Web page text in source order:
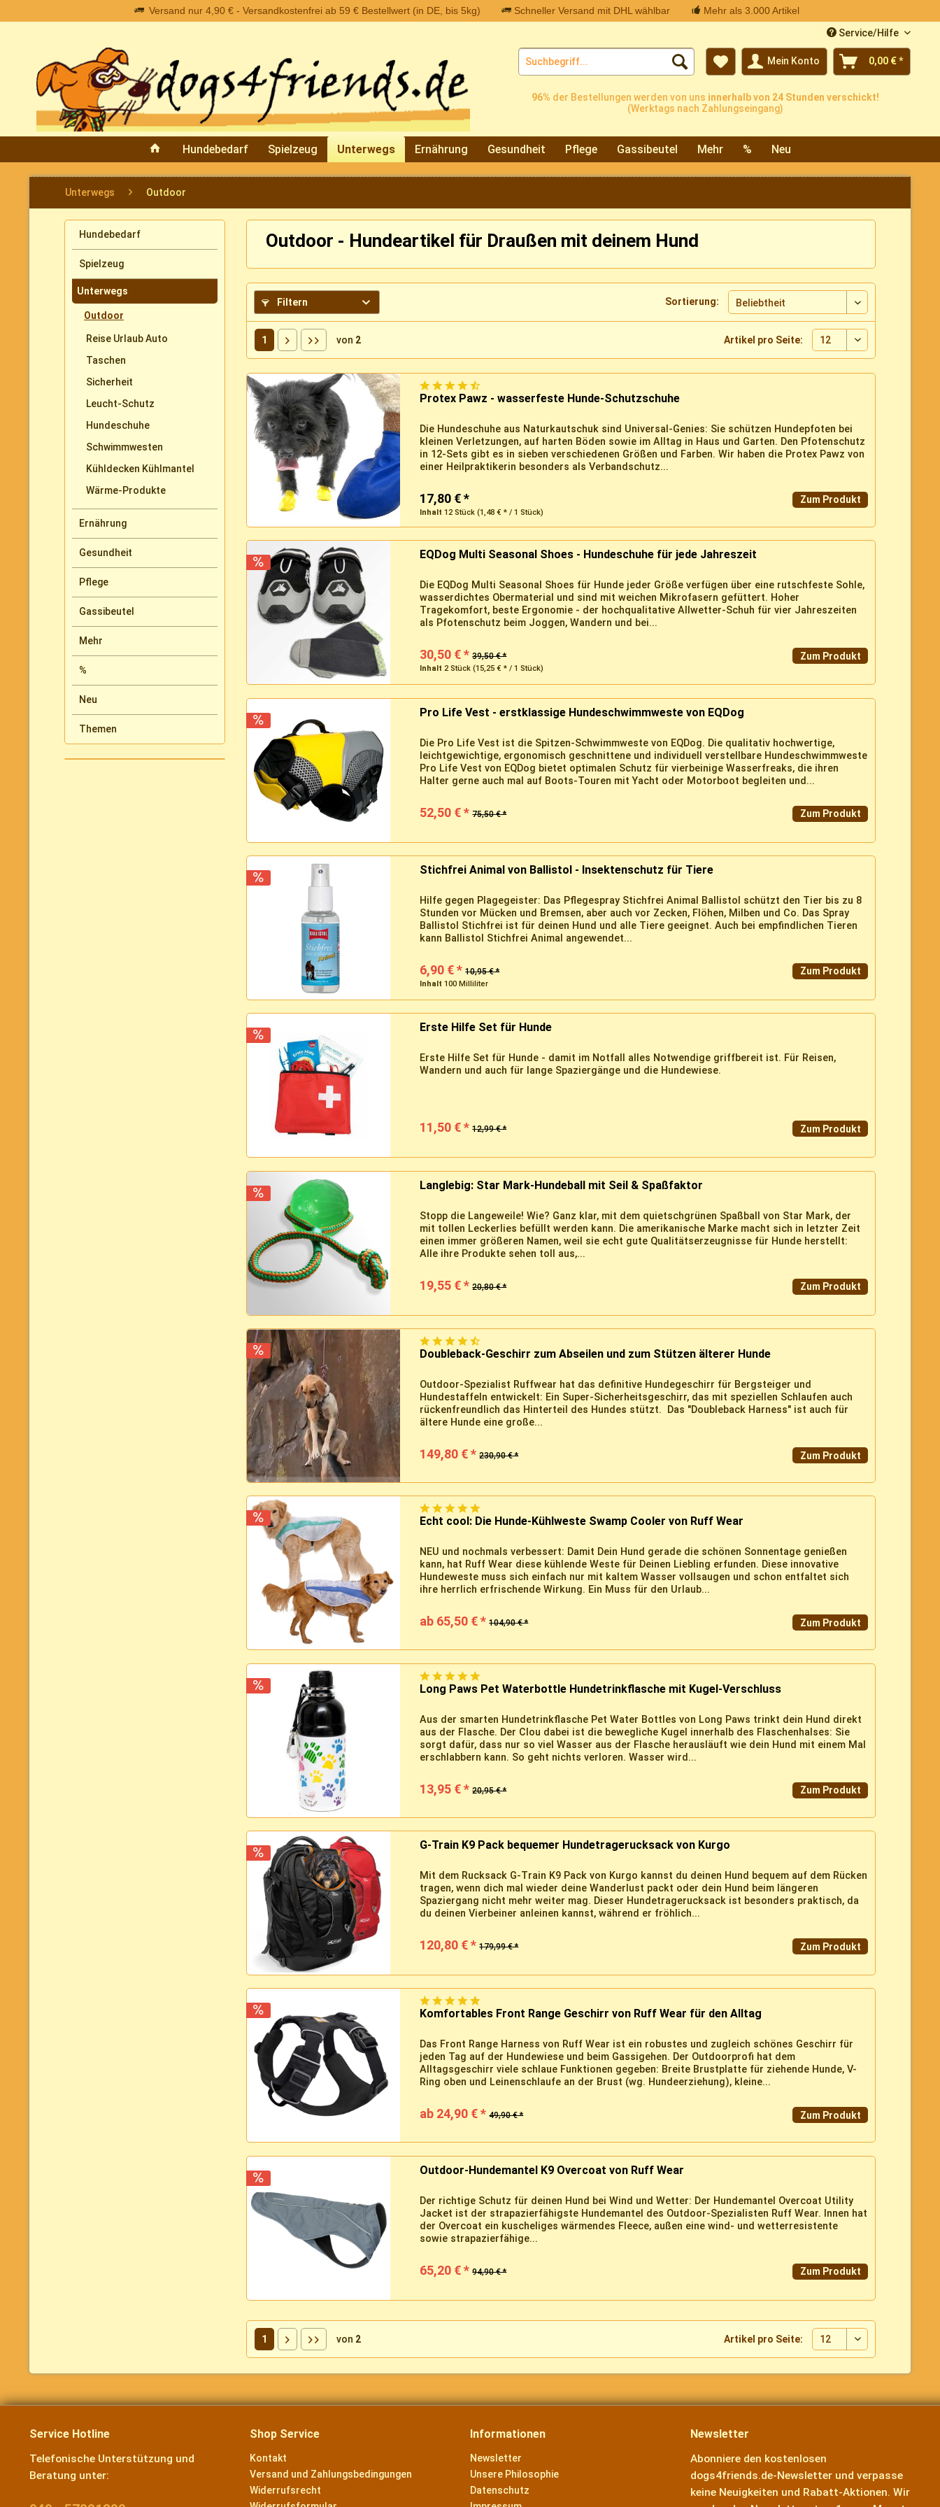
Versand nur 4,90 € - Versandkostenfrei ab 59 € Bestellwert (in DE, bis 5kg) Schneller Versand mit DHL wählbar
Mehr als 3.000 Artikel
Service/Hilfe
Mein Konto 0,00 € *
96% der Bestellungen werden von uns innerhalb von 24 Stunden verschickt!
(Werktags nach Zahlungseingang)
Hundebedarf Spielzeug Unterwegs Ernährung Gesundheit Pflege Gassibeutel Mehr % Neu
Unterwegs Outdoor
Hundebedarf
Spielzeug
Unterwegs
Outdoor
Reise Urlaub Auto
Taschen
Sicherheit
Leucht-Schutz
Hundeschuhe
Schwimmwesten
Kühldecken Kühlmantel
Wärme-Produkte
Ernährung
Gesundheit
Pflege
Gassibeutel
Mehr
%
Neu
Themen
Outdoor - Hundeartikel für Draußen mit deinem Hund
Filtern Sortierung:
1 von 2 Artikel pro Seite:
Protex Pawz - wasserfeste Hunde-Schutzschuhe
Die Hundeschuhe aus Naturkautschuk sind Universal-Genies: Sie schützen Hundepfoten bei
kleinen Verletzungen, auf harten Böden sowie im Alltag in Haus und Garten. Den Pfotenschutz
in 12-Sets gibt es in sieben verschiedenen Größen und Farben. Wir haben die Protex Pawz von
einer Heilpraktikerin besonders als Verbandschutz...
17,80 € *
Inhalt12 Stück(1,48 € * / 1 Stück)
Zum Produkt
EQDog Multi Seasonal Shoes - Hundeschuhe für jede Jahreszeit
Die EQDog Multi Seasonal Shoes für Hunde jeder Größe verfügen über eine rutschfeste Sohle,
wasserdichtes Obermaterial und sind mit weichen Mikrofasern gefüttert. Hoher
Tragekomfort, beste Ergonomie - der hochqualitative Allwetter-Schuh für vier Jahreszeiten
als Pfotenschutz beim Joggen, Wandern und bei...
30,50 € * 39,50 € *
Inhalt2 Stück(15,25 € * / 1 Stück)
Zum Produkt
Pro Life Vest - erstklassige Hundeschwimmweste von EQDog
Die Pro Life Vest ist die Spitzen-Schwimmweste von EQDog. Die qualitativ hochwertige,
leichtgewichtige, ergonomisch geschnittene und individuell verstellbare Hundeschwimmweste
Pro Life Vest von EQDog bietet optimalen Schutz für vierbeinige Wasserfreaks, die ihren
Halter gerne auch mal auf Boots-Touren mit Yacht oder Motorboot begleiten und...
52,50 € * 75,50 € * Zum Produkt
Stichfrei Animal von Ballistol - Insektenschutz für Tiere
Hilfe gegen Plagegeister: Das Pflegespray Stichfrei Animal Ballistol schützt den Tier bis zu 8
Stunden vor Mücken und Bremsen, aber auch vor Zecken, Flöhen, Milben und Co. Das Spray
Ballistol Stichfrei ist für deinen Hund und alle Tiere geeignet. Auch bei empfindlichen Tieren
kann Ballistol Stichfrei Animal angewendet...
6,90 € * 10,95 € *
Inhalt100 Milliliter
Zum Produkt
Erste Hilfe Set für Hunde
Erste Hilfe Set für Hunde - damit im Notfall alles Notwendige griffbereit ist. Für Reisen,
Wandern und auch für lange Spaziergänge und die Hundewiese.
11,50 € * 12,99 € * Zum Produkt
Langlebig: Star Mark-Hundeball mit Seil & Spaßfaktor
Stopp die Langeweile! Wie? Ganz klar, mit dem quietschgrünen Spaßball von Star Mark, der
mit tollen Leckerlies befüllt werden kann. Die amerikanische Marke macht sich in letzter Zeit
einen immer größeren Namen, weil sie echt gute Qualitätserzeugnisse für Hunde herstellt:
Alle ihre Produkte sehen toll aus,...
19,55 € * 20,80 € * Zum Produkt
Doubleback-Geschirr zum Abseilen und zum Stützen älterer Hunde
Outdoor-Spezialist Ruffwear hat das definitive Hundegeschirr für Bergsteiger und
Hundestaffeln entwickelt: Ein Super-Sicherheitsgeschirr, das mit speziellen Schlaufen auch
rückenfreundlich das Hinterteil des Hundes stützt. Das "Doubleback Harness" ist auch für
ältere Hunde eine große...
149,80 € * 230,90 € * Zum Produkt
Echt cool: Die Hunde-Kühlweste Swamp Cooler von Ruff Wear
NEU und nochmals verbessert: Damit Dein Hund gerade die schönen Sonnentage genießen
kann, hat Ruff Wear diese kühlende Weste für Deinen Liebling erfunden. Diese innovative
Hundeweste muss sich einfach nur mit kaltem Wasser vollsaugen und schon entfaltet sich
ihre herrlich erfrischende Wirkung. Ein Muss für den Urlaub...
ab 65,50 € * 104,90 € * Zum Produkt
Long Paws Pet Waterbottle Hundetrinkflasche mit Kugel-Verschluss
Aus der smarten Hundetrinkflasche Pet Water Bottles von Long Paws trinkt dein Hund direkt
aus der Flasche. Der Clou dabei ist die bewegliche Kugel innerhalb des Flaschenhalses: Sie
sorgt dafür, dass nur so viel Wasser aus der Flasche herausläuft wie dein Hund mit einem Mal
erschlabbern kann. So geht nichts verloren. Wasser wird...
13,95 € * 20,95 € * Zum Produkt
G-Train K9 Pack bequemer Hundetragerucksack von Kurgo
Mit dem Rucksack G-Train K9 Pack von Kurgo kannst du deinen Hund bequem auf dem Rücken
tragen, wenn dich mal wieder deine Wanderlust packt oder dein Hund beim längeren
Spaziergang nicht mehr weiter mag. Dieser Hundetragerucksack ist besonders praktisch, da
du deinen Vierbeiner anleinen kannst, während er fröhlich...
120,80 € * 179,99 € * Zum Produkt
Komfortables Front Range Geschirr von Ruff Wear für den Alltag
Das Front Range Harness von Ruff Wear ist ein robustes und zugleich schönes Geschirr für
jeden Tag auf der Hundewiese und beim Gassigehen. Der Outdoorprofi hat dem
Alltagsgeschirr viele schlaue Funktionen gegeben: Breite Brustplatte für ziehende Hunde, V-
Ring oben und Leinenschlaufe an der Brust (wg. Hundeerziehung), kleine...
ab 24,90 € * 49,90 € * Zum Produkt
Outdoor-Hundemantel K9 Overcoat von Ruff Wear
Der richtige Schutz für deinen Hund bei Wind und Wetter: Der Hundemantel Overcoat Utility
Jacket ist der strapazierfähigste Hundemantel des Outdoor-Spezialisten Ruff Wear. Innen hat
der Overcoat ein kuscheliges wärmendes Fleece, außen eine wind- und wetterresistente
sowie strapazierfähige...
65,20 € * 94,90 € * Zum Produkt
1 von 2 Artikel pro Seite:
Service Hotline
Telefonische Unterstützung und
Beratung unter:
Shop Service
Kontakt
Versand und Zahlungsbedingungen
Widerrufsrecht
Informationen
Newsletter
Unsere Philosophie
Datenschutz
Newsletter
Abonniere den kostenlosen
dogs4friends.de-Newsletter und verpasse
keine Neuigkeiten und Rabatt-Aktionen. Wir